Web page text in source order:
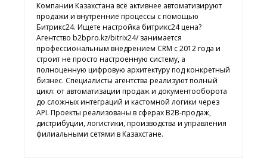
Компании Казахстана всё активнее автоматизируют
продажи и внутренние процессы с помощью
Битрикс24. Ищете настройка битрикс24 цена?
Агентство b2bpro.kz/bitrix24/ занимается
профессиональным внедрением CRM с 2012 года и
строит не просто настроенную систему, а
полноценную цифровую архитектуру под конкретный
бизнес. Специалисты агентства реализуют полный
цикл: от автоматизации продаж и документооборота
до сложных интеграций и кастомной логики через
API. Проекты реализованы в сферах B2B-продаж,
дистрибуции, логистики, производства и управления
филиальными сетями в Казахстане.